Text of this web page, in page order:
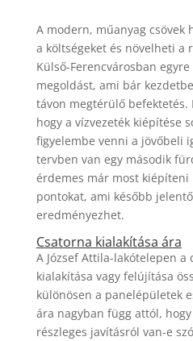
A modern, műanyag csövek
a költségeket és növelheti a
Külső-Ferencvárosban
megoldást, ami bár
távon megtérülő befektetés.
hogy a vízvezeték kiépítése
figyelembe venni a jövőbeli
tervben van egy második
érdemes már most kiépíteni
pontokat, ami később
eredményezhet.
Csatorna kialakítása ára
A József Attila-lakótelepen
kialakítása vagy felújítása
különösen a panelépületek
ára nagyban függ attól,
részleges javításról van-e